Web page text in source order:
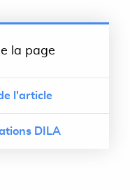
la page
l'article
DILA